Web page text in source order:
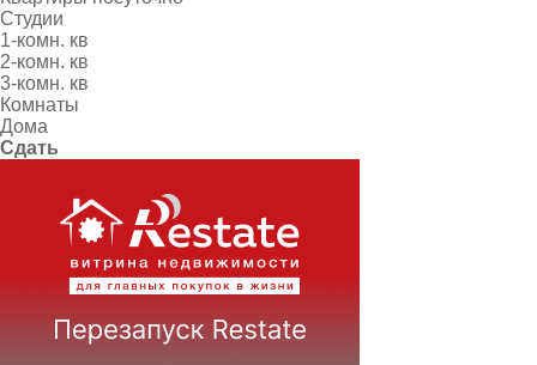
Студии
1-комн. кв
2-комн. кв
3-комн. кв
Комнаты
Дома
Сдать